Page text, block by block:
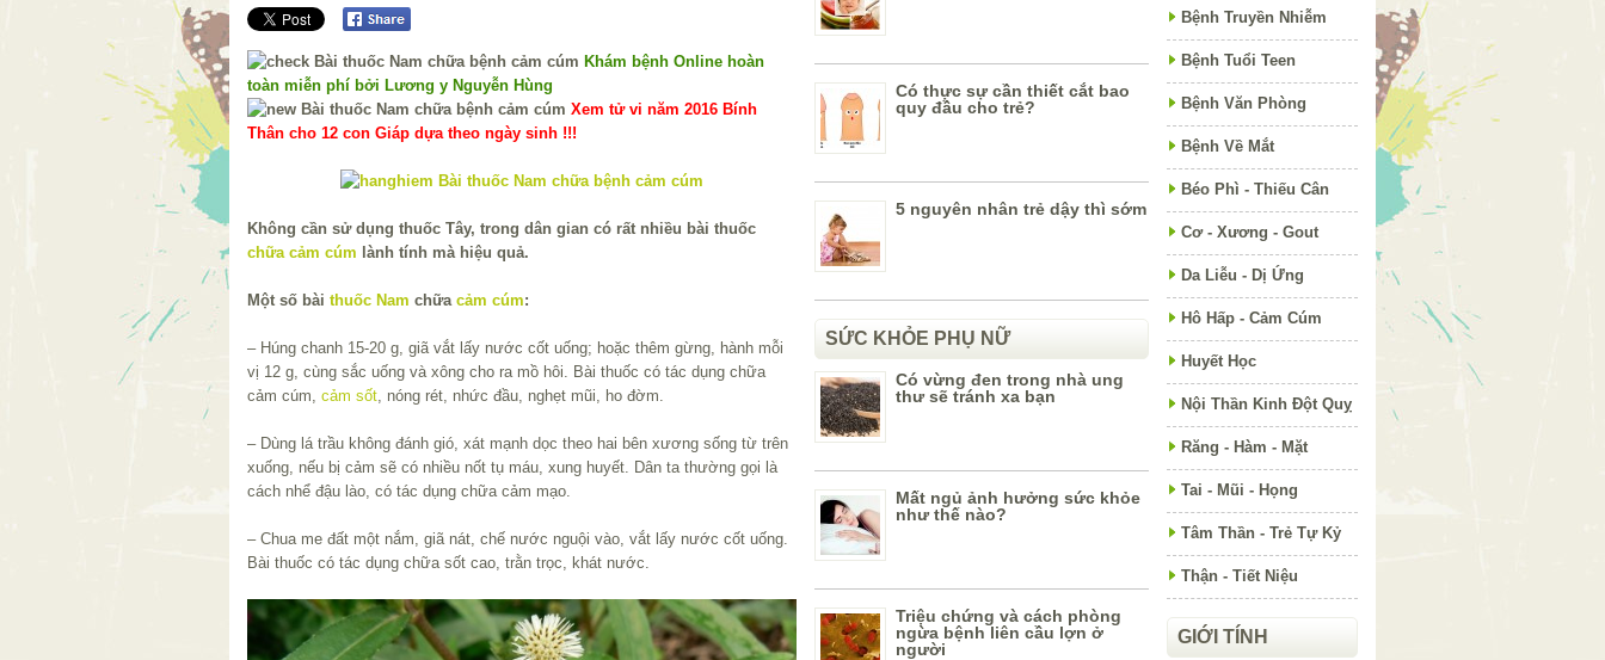
Khám bệnh Online hoàn
toàn miễn phí bởi Lương y Nguyễn Hùng
Xem tử vi năm 2016 Bính
Thân cho 12 con Giáp dựa theo ngày sinh !!!
Không cần sử dụng thuốc Tây, trong dân gian có rất nhiều bài thuốc
chữa cảm cúm lành tính mà hiệu quả.
Một số bài thuốc Nam chữa cảm cúm:
– Húng chanh 15-20 g, giã vắt lấy nước cốt uống; hoặc thêm gừng, hành mỗi
vị 12 g, cùng sắc uống và xông cho ra mồ hôi. Bài thuốc có tác dụng chữa
cảm cúm, cảm sốt , nóng rét, nhức đầu, nghẹt mũi, ho đờm.
– Dùng lá trầu không đánh gió, xát mạnh dọc theo hai bên xương sống từ trên
xuống, nếu bị cảm sẽ có nhiều nốt tụ máu, xung huyết. Dân ta thường gọi là
cách nhể đậu lào, có tác dụng chữa cảm mạo.
– Chua me đất một nắm, giã nát, chế nước nguội vào, vắt lấy nước cốt uống.
Bài thuốc có tác dụng chữa sốt cao, trằn trọc, khát nước.
Có thực sự cần thiết cắt bao
quy đầu cho trẻ?
5 nguyên nhân trẻ dậy thì sớm
SỨC KHỎE PHỤ NỮ
Có vừng đen trong nhà ung
thư sẽ tránh xa bạn
Mất ngủ ảnh hưởng sức khỏe
như thế nào?
Triệu chứng và cách phòng
ngừa bệnh liên cầu lợn ở
người
Bệnh Truyền Nhiễm
Bệnh Tuổi Teen
Bệnh Văn Phòng
Bệnh Về Mắt
Béo Phì - Thiếu Cân
Cơ - Xương - Gout
Da Liễu - Dị Ứng
Hô Hấp - Cảm Cúm
Huyết Học
Nội Thần Kinh Đột Quỵ
Răng - Hàm - Mặt
Tai - Mũi - Họng
Tâm Thần - Trẻ Tự Kỷ
Thận - Tiết Niệu
GIỚI TÍNH